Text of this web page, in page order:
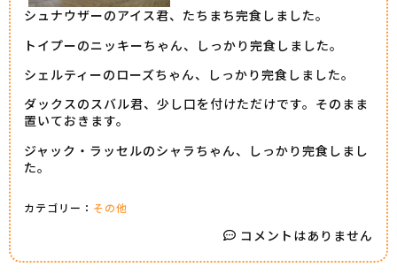
シュナウザーのアイス君、たちまち完食しました。
トイプーのニッキーちゃん、しっかり完食しました。
シェルティーのローズちゃん、しっかり完食しました。
ダックスのスバル君、少し口を付けただけです。そのまま
置いておきます。
ジャック・ラッセルのシャラちゃん、しっかり完食しまし
た。
カテゴリー： その他
コメントはありません